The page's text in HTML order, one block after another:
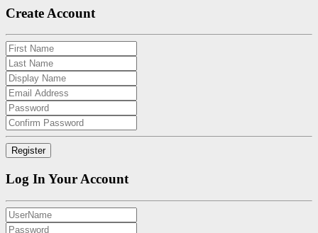
Create Account
Log In Your Account